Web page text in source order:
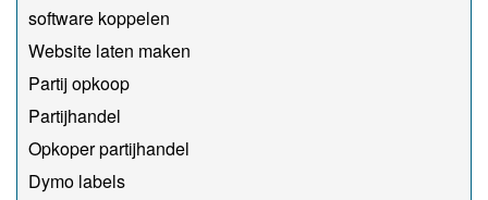
software koppelen
Website laten maken
Partij opkoop
Partijhandel
Opkoper partijhandel
Dymo labels